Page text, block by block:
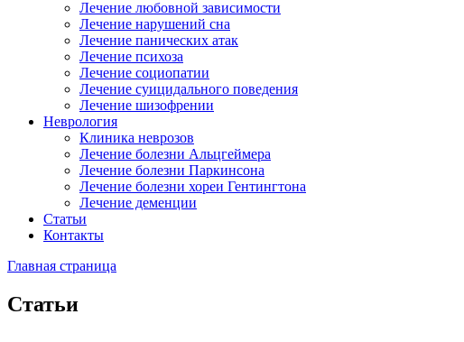
Лечение любовной зависимости
Лечение нарушений сна
Лечение панических атак
Лечение психоза
Лечение социопатии
Лечение суицидального поведения
Лечение шизофрении
Неврология
Клиника неврозов
Лечение болезни Альцгеймера
Лечение болезни Паркинсона
Лечение болезни хореи Гентингтона
Лечение деменции
Статьи
Контакты
Главная страница
Статьи